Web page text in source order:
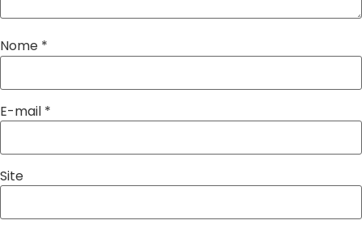
Nome *
E-mail *
Site